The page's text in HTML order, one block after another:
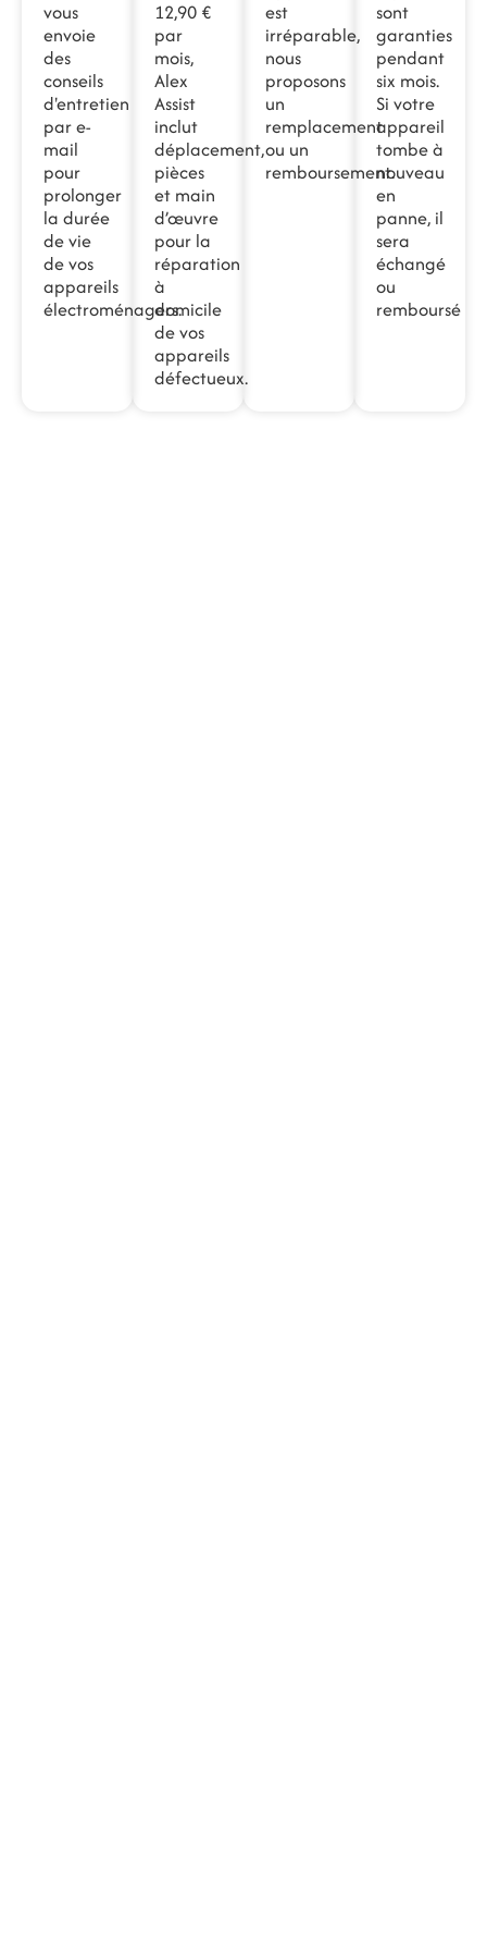
vous
envoie
des
conseils
d'entretien
par e-
mail
pour
prolonger
la durée
de vie
de vos
appareils
électroménagers.
12,90 €
par
mois,
Alex
Assist
inclut
déplacement,
pièces
et main
d’œuvre
pour la
réparation
à
domicile
de vos
appareils
défectueux.
est
irréparable,
nous
proposons
un
remplacement
ou un
remboursement.
sont
garanties
pendant
six mois.
Si votre
appareil
tombe à
nouveau
en
panne, il
sera
échangé
ou
remboursé